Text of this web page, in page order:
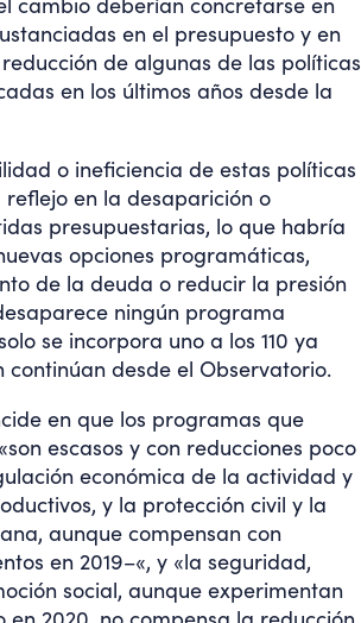
en el presupuesto y en
de algunas de las políticas
en los últimos años desde la
o ineficiencia de estas políticas
en la desaparición o
presupuestarias, lo que habría
opciones programáticas,
de la deuda o reducir la presión
ningún programa
se incorpora uno a los 110 ya
continúan desde el Observatorio.
en que los programas que
escasos y con reducciones poco
económica de la actividad y
y la protección civil y la
aunque compensan con
en 2019–«, y «la seguridad,
social, aunque experimentan